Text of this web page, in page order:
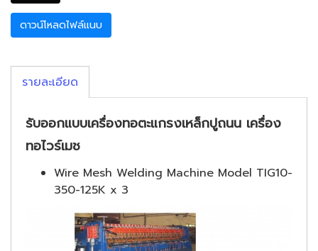
ดาวน์โหลดไฟล์แนบ
รายละเอียด
รับออกแบบเครื่องทอตะแกรงเหล็กปูถนน เครื่อง
ทอไวร์เมช
Wire Mesh Welding Machine Model TIG10-
350-125K x 3